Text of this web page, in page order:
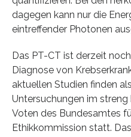
dagegen kann nur die
eintreffender Photonen
Das PT-CT ist derzeit
Diagnose von
aktuellen Studien finden
Untersuchungen im
Voten des Bundesamtes
Ethikkommission statt.